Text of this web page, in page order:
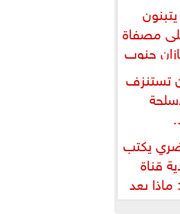
مصفاة
جنوب
تستنزف
آسيايكتب
قناة
بعد